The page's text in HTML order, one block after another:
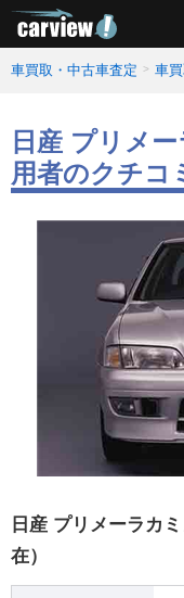
車買取・中古車査定 車
日産 プリメ
用者のクチコ
日産 プリメーラカ
在）